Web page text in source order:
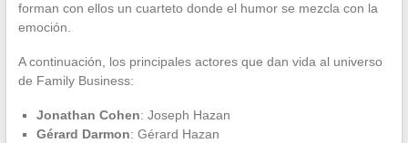
forman con ellos un cuarteto donde el humor se mezcla con la
emoción.
A continuación, los principales actores que dan vida al universo
de Family Business:
Jonathan Cohen: Joseph Hazan
Gérard Darmon: Gérard Hazan